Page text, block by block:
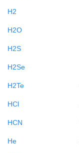
H2
H2O
H2S
H2Se
H2Te
HCl
HCN
He